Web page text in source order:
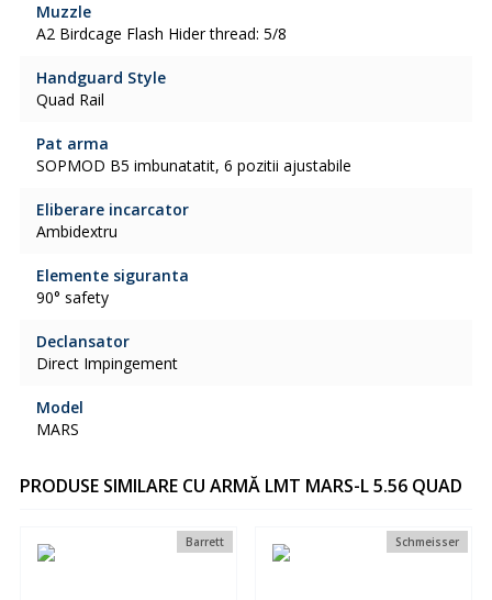
Muzzle
A2 Birdcage Flash Hider thread: 5/8
Handguard Style
Quad Rail
Pat arma
SOPMOD B5 imbunatatit, 6 pozitii ajustabile
Eliberare incarcator
Ambidextru
Elemente siguranta
90° safety
Declansator
Direct Impingement
Model
MARS
PRODUSE SIMILARE CU ARMĂ LMT MARS-L 5.56 QUAD
Barrett Schmeisser